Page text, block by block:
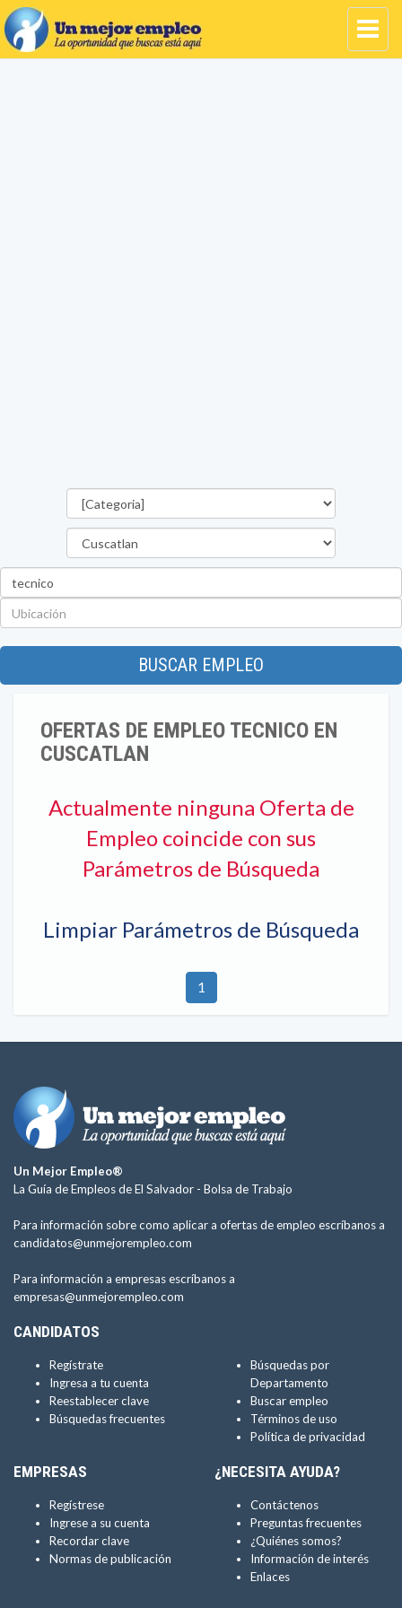
BUSCAR EMPLEO
OFERTAS DE EMPLEO TECNICO EN
CUSCATLAN
Actualmente ninguna Oferta de
Empleo coincide con sus
Parámetros de Búsqueda
Limpiar Parámetros de Búsqueda
1
Un Mejor Empleo®
La Guía de Empleos de El Salvador - Bolsa de Trabajo
Para información sobre como aplicar a ofertas de empleo escríbanos a
candidatos@unmejorempleo.com
Para información a empresas escríbanos a
empresas@unmejorempleo.com
CANDIDATOS
Regístrate
Ingresa a tu cuenta
Reestablecer clave
Búsquedas frecuentes
Búsquedas por
Departamento
Buscar empleo
Términos de uso
Política de privacidad
EMPRESAS
Regístrese
Ingrese a su cuenta
Recordar clave
Normas de publicación
¿NECESITA AYUDA?
Contáctenos
Preguntas frecuentes
¿Quiénes somos?
Información de interés
Enlaces